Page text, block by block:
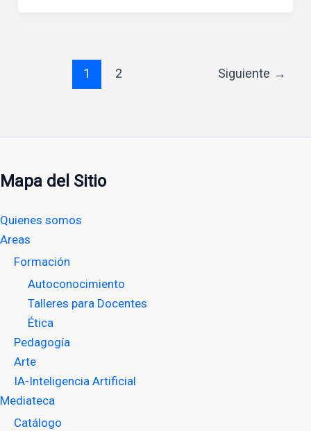
1 2 Siguiente →
Mapa del Sitio
Quienes somos
Areas
Formación
Autoconocimiento
Talleres para Docentes
Ética
Pedagogía
Arte
IA-Inteligencia Artificial
Mediateca
Catálogo